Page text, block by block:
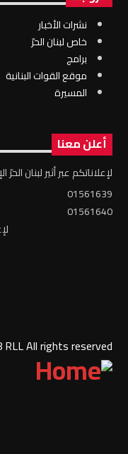
نشرات الأخبار
خاص لبنان الحرّ
برامج
موقع القوات البنانية
المسيرة
أعلن معنا
لإعلاناتكم عبر أثير لبنان
01561639
01561640
All rights reserved